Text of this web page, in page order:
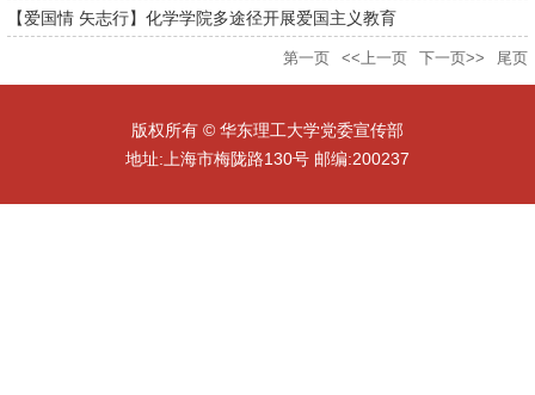
【爱国情 矢志行】化学学院多途径开展爱国主义教育
第一页 <<上一页 下一页>> 尾页
版权所有 © 华东理工大学党委宣传部
地址:上海市梅陇路130号 邮编:200237